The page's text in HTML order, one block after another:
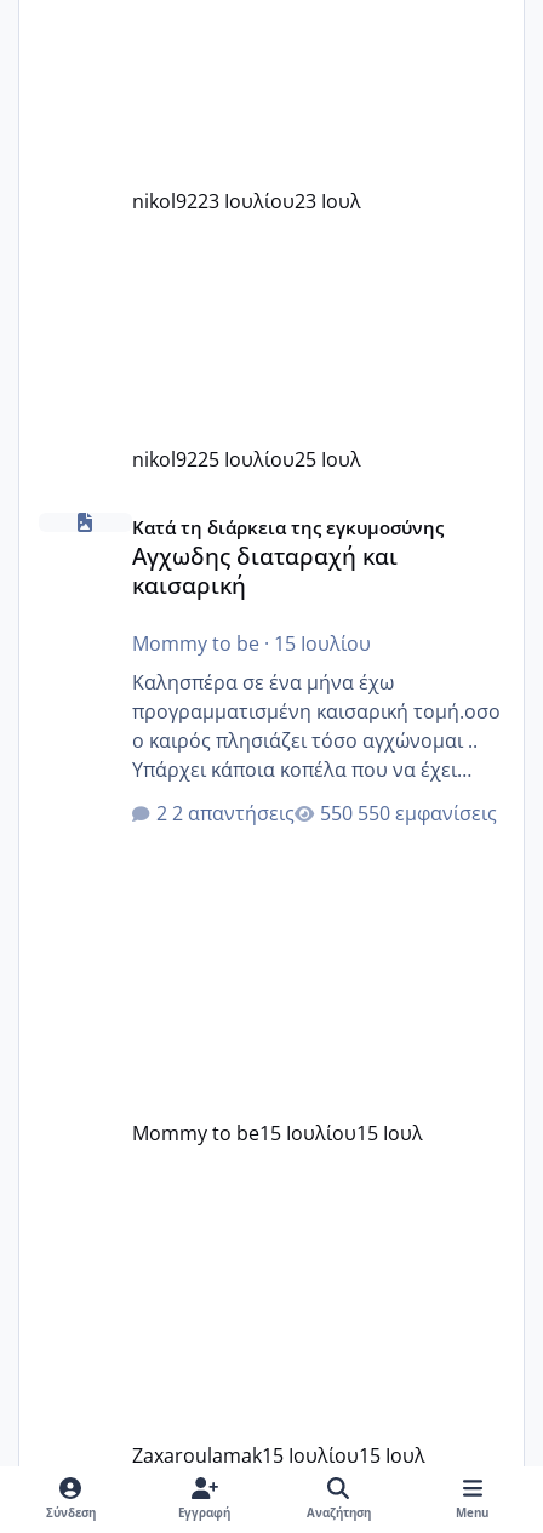
nikol9223 Ιουλίου23 Ιουλ
nikol9225 Ιουλίου25 Ιουλ
Αγχωδης διαταραχή και καισαρική
Κατά τη διάρκεια της εγκυμοσύνης
Αγχωδης διαταραχή και
καισαρική
Mommy to be· 15 Ιουλίου
Καλησπέρα σε ένα μήνα έχω
προγραμματισμένη καισαρική τομή.οσο
ο καιρός πλησιάζει τόσο αγχώνομαι ..
Υπάρχει κάποια κοπέλα που να έχει
παρόμοιο ιστορικό να μας πει την
εμπειρία της;Να σημειώσω είναι η
2 απαντήσεις 550 εμφανίσεις
Mommy to be15 Ιουλίου15 Ιουλ
Zaxaroulamak15 Ιουλίου15 Ιουλ
Σύνδεση Εγγραφή Αναζήτηση Menu